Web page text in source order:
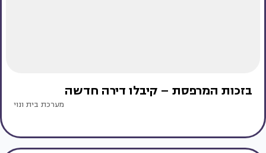
בזכות המרפסת – קיבלו דירה חדשה
מערכת בית ונוי